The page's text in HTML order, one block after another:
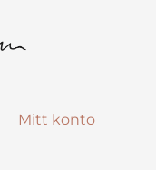
Mitt konto